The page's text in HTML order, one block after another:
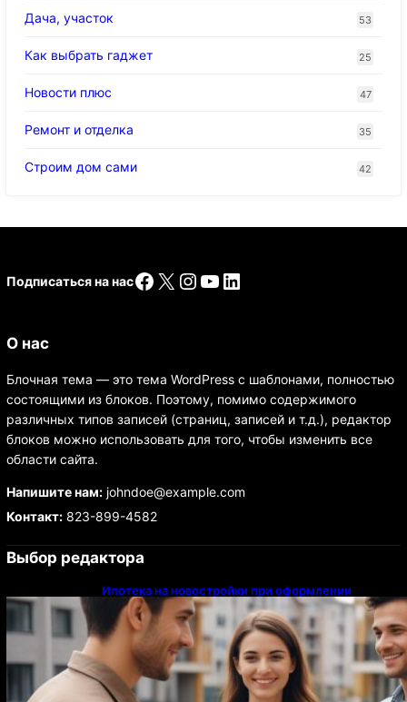
Дача, участок 53
Как выбрать гаджет 25
Новости плюс 47
Ремонт и отделка 35
Строим дом сами 42
Подписаться на насFacebook
X Instagram
YouTube
LinkedIn
О нас
Блочная тема — это тема WordPress с шаблонами, полностью
состоящими из блоков. Поэтому, помимо содержимого
различных типов записей (страниц, записей и т.д.), редактор
блоков можно использовать для того, чтобы изменить все
области сайта.
Напишите нам:johndoe@example.com
Контакт:823-899-4582
Выбор редактора
Ипотека на новостройки при оформлении
напрямую у застройщика